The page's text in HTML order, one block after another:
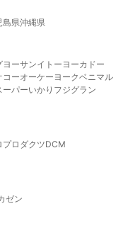
島県沖縄県
ヨーサンイトーヨーカドー
コーオーケー ヨークベニマル
ーパーいかり フジグラン
プロダクツDCM
ゼン